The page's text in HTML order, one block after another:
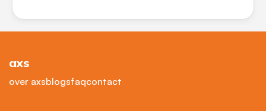
axs
over axsblogsfaqcontact